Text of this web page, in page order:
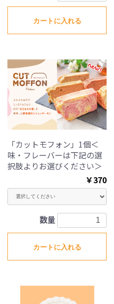
カートに入れる
「カットモフォン」1個＜
味・フレーバーは下記の選
択肢よりお選びください＞
￥370
数量
カートに入れる